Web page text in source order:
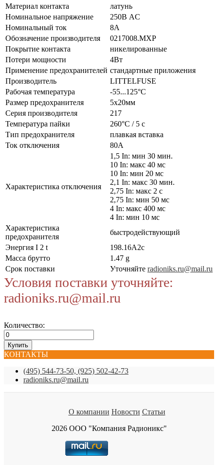
Материал контакта
латунь
Номинальное напряжение
250В AC
Номинальный ток
8А
Обозначение производителя
0217008.MXP
Покрытие контакта
никелированные
Потери мощности
4Вт
Применение предохранителей стандартные приложения
Производитель
LITTELFUSE
Рабочая температура
-55...125°C
Размер предохранителя
5x20мм
Серия производителя
217
Температура пайки
260°C / 5 с
Тип предохранителя
плавкая вставка
Ток отключения
80А
Характеристика отключения
1,5 In: мин 30 мин.
10 In: макс 40 мс
10 In: мин 20 мс
2,1 In: макс 30 мин.
2,75 In: макс 2 с
2,75 In: мин 50 мс
4 In: макс 400 мс
4 In: мин 10 мс
Характеристика
предохранителя
быстродействующий
Энергия I 2 t
198.16А2с
Масса брутто
1.47 g
Срок поставки
Уточняйте radioniks.ru@mail.ru
Условия поставки уточняйте:
radioniks.ru@mail.ru
Количество:
КОНТАКТЫ
(495) 544-73-50, (925) 502-42-73
radioniks.ru@mail.ru
О компании Новости Статьи
2026 ООО "Компания Радионикс"